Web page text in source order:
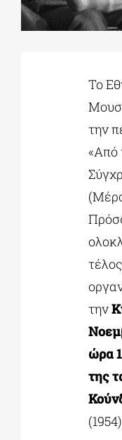
ΕΚΠΑΙΔΕΥΤΙΚΑ ΙΔΡΥΜΑΤΑ
ΠΟΛΙΤΙΣΤΙΚΟΙ ΦΟΡΕΙΣ
Το
την
«Από
την
ώρα
της